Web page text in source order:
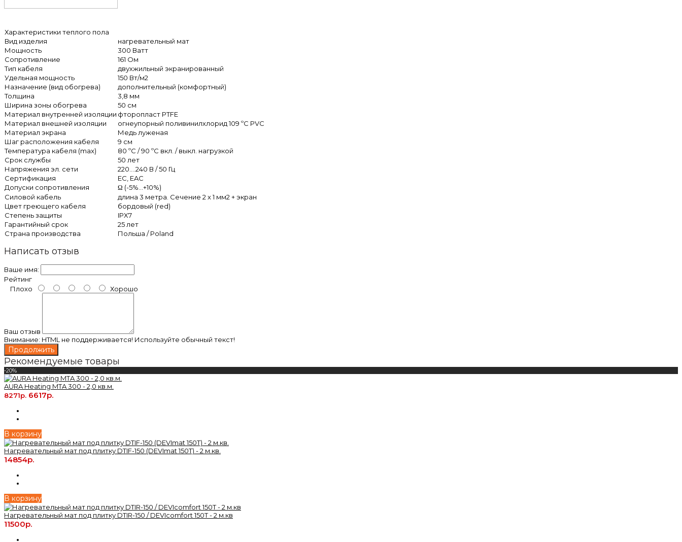
Характеристики теплого пола
Вид изделия
нагревательный мат
Мощность
300 Ватт
Сопротивление
161 Ом
Тип кабеля
двухжильный экранированный
Удельная мощность
150 Вт/м2
Назначение (вид обогрева)
дополнительный (комфортный)
Толщина
3,8 мм
Ширина зоны обогрева
50 см
Материал внутренней изоляции фторопласт PTFE
Материал внешней изоляции
огнеупорный поливинилхлорид 109 ºС PVC
Материал экрана
Медь луженая
Шаг расположения кабеля
9 см
Температура кабеля (max)
80 ºС / 90 ºС вкл. / выкл. нагрузкой
Срок службы
50 лет
Напряжения эл. сети
220....240 В / 50 Гц
Сертификация
ЕС, EAC
Допуски сопротивления
Ω (-5%...+10%)
Силовой кабель
длина 3 метра. Сечение 2 х 1 мм2 + экран
Цвет греющего кабеля
бордовый (red)
Степень защиты
IPX7
Гарантийный срок
25 лет
Страна производства
Польша / Poland
Написать отзыв
Ваше имя:
Рейтинг
Плохо
Хорошо
Ваш отзыв
Внимание: HTML не поддерживается! Используйте обычный текст!
Продолжить
Рекомендуемые товары
-20%
AURA Heating MTA 300 - 2,0 кв.м.
8271р. 6617р.
В корзину
Нагревательный мат под плитку DTIF-150 (DEVImat 150T) - 2 м.кв.
14854р.
В корзину
Нагревательный мат под плитку DTIR-150 / DEVIcomfort 150T - 2 м.кв
11500р.